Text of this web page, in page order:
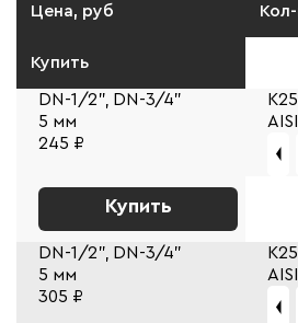
Цена, руб
Купить
DN-1/2", DN-3/4"
5 мм
245 ₽
Купить
DN-1/2", DN-3/4"
5 мм
305 ₽